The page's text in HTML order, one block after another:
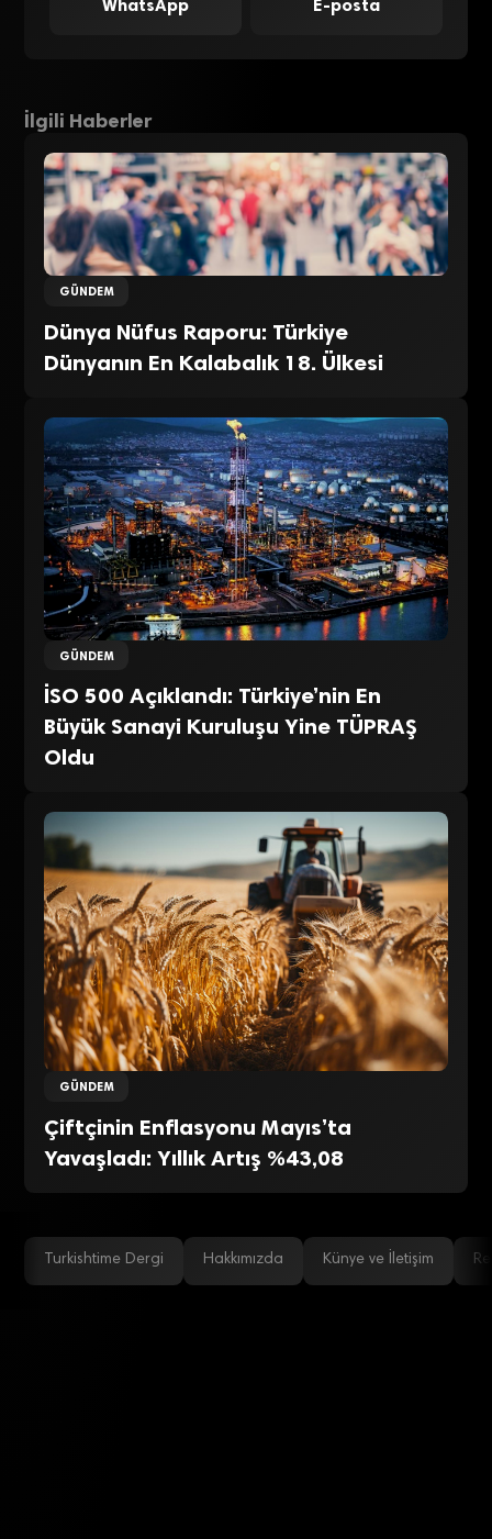
WhatsApp E-posta
İlgili Haberler
GÜNDEM
Dünya Nüfus Raporu: Türkiye
Dünyanın En Kalabalık 18. Ülkesi
GÜNDEM
İSO 500 Açıklandı: Türkiye’nin En
Büyük Sanayi Kuruluşu Yine TÜPRAŞ
Oldu
GÜNDEM
Çiftçinin Enflasyonu Mayıs’ta
Yavaşladı: Yıllık Artış %43,08
Turkishtime Dergi Hakkımızda Künye ve İletişim